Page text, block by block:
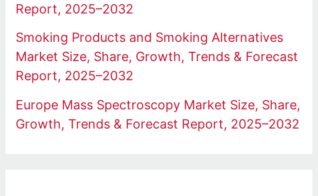
Report, 2025–2032
Smoking Products and Smoking Alternatives
Market Size, Share, Growth, Trends & Forecast
Report, 2025–2032
Europe Mass Spectroscopy Market Size, Share,
Growth, Trends & Forecast Report, 2025–2032